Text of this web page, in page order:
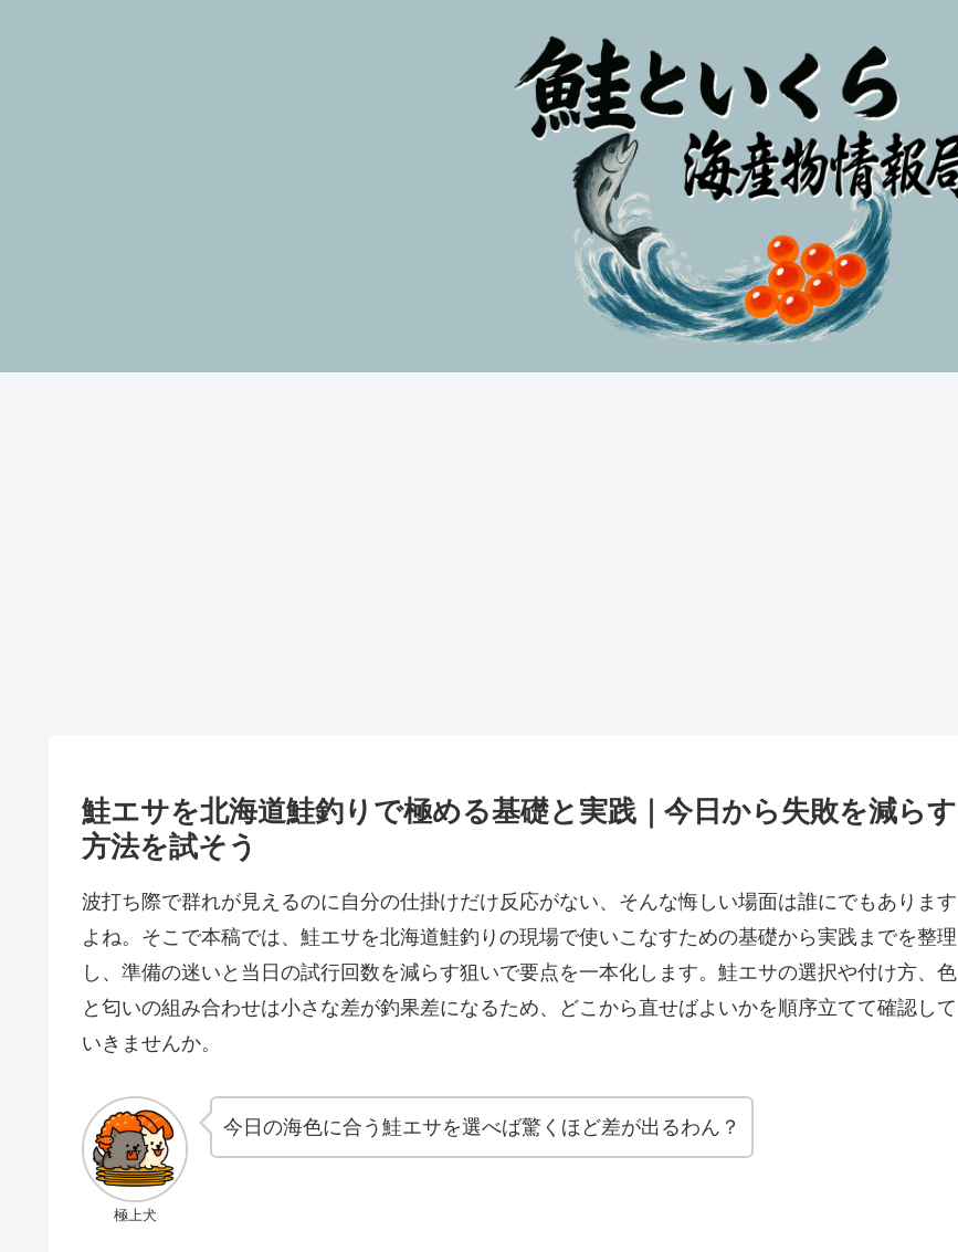
鮭エサを北海道鮭釣りで極める基礎と実践｜今日から失敗を減らす
方法を試そう
波打ち際で群れが見えるのに自分の仕掛けだけ反応がない、そんな悔しい場面は誰にでもあります
よね。そこで本稿では、鮭エサを北海道鮭釣りの現場で使いこなすための基礎から実践までを整理
し、準備の迷いと当日の試行回数を減らす狙いで要点を一本化します。鮭エサの選択や付け方、色
と匂いの組み合わせは小さな差が釣果差になるため、どこから直せばよいかを順序立てて確認して
いきませんか。
極上犬
今日の海色に合う鮭エサを選べば驚くほど差が出るわん？